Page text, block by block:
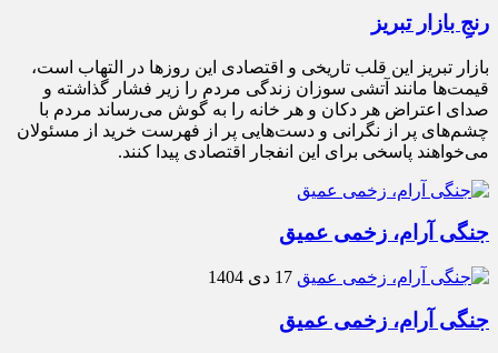
رنجِ بازار تبریز
بازار تبریز این قلب تاریخی و اقتصادی این روزها در التهاب است،
قیمت‌ها مانند آتشی سوزان زندگی مردم را زیر فشار گذاشته و
صدای اعتراض هر دکان و هر خانه را به گوش می‌رساند مردم با
چشم‌های پر از نگرانی و دست‌هایی پر از فهرست خرید از مسئولان
می‌خواهند پاسخی برای این انفجار اقتصادی پیدا کنند.
جنگی آرام، زخمی عمیق
17 دی 1404
جنگی آرام، زخمی عمیق